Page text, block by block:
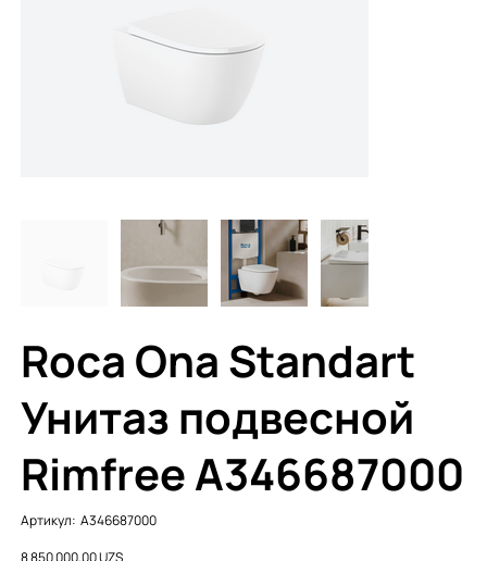
Roca Ona Standart
Унитаз подвесной
Rimfree A346687000
Артикул:
Артикул:
A346687000
A346687000
Цена
8 850 000,00 UZS